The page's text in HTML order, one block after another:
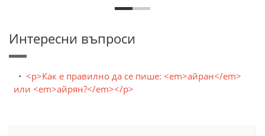
Интересни въпроси
<p>Как е правилно да се пише: <em>айран</em>
или <em>айрян?</em></p>